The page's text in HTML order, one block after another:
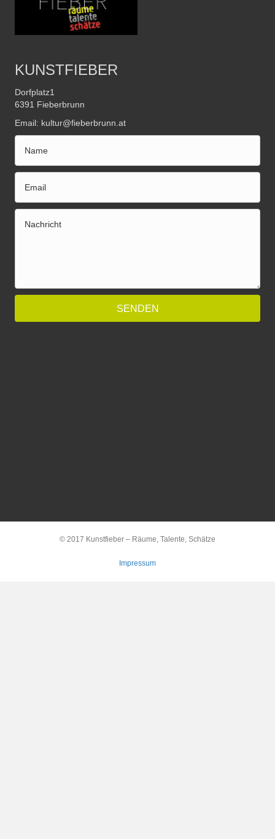
KUNSTFIEBER
Dorfplatz1
6391 Fieberbrunn
Email: kultur@fieberbrunn.at
SENDEN
© 2017 Kunstfieber – Räume, Talente, Schätze
Impressum